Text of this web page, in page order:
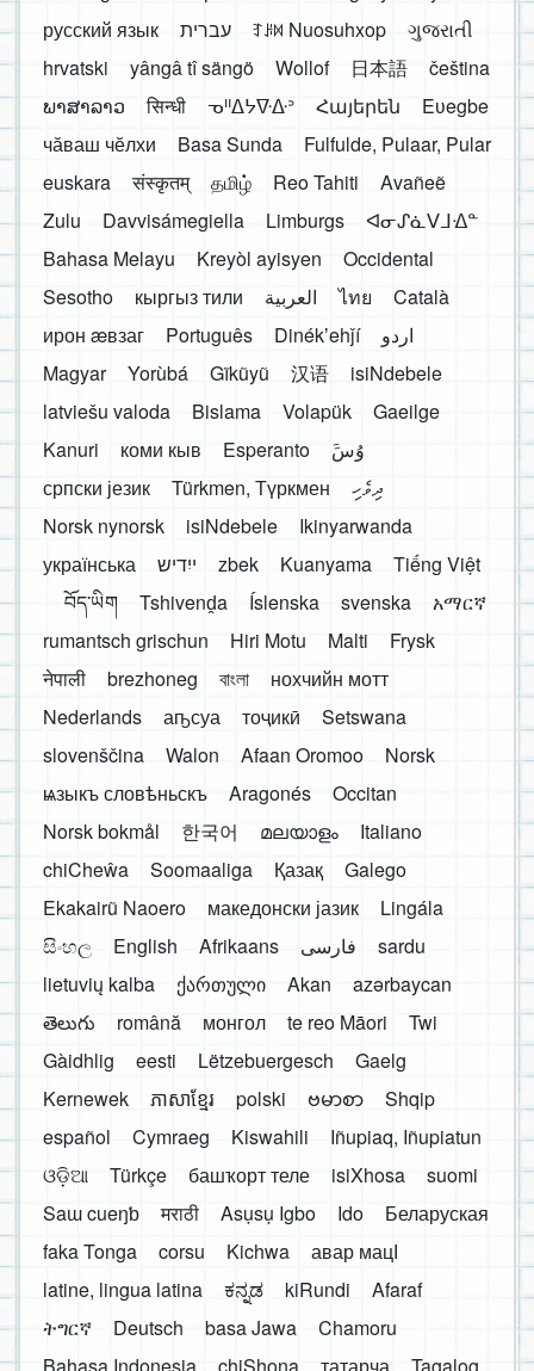
русский язык
עברית ꆈꌠ꒿ Nuosuhxop
ગુજરાતી
hrvatski
yângâ tî sängö Wollof 日本語
čeština
ພາສາລາວ
सिन्धी ᓀᐦᐃᔭᐍᐏᐣ Հայերեն
Eʋegbe
чӑваш чӗлхи
Basa Sunda
Fulfulde, Pulaar, Pular
euskara
संस्कृतम् தமிழ் Reo Tahiti
Avañeẽ
Zulu
Davvisámegiella Limburgs
ᐊᓂᔑᓈᐯᒧᐎᓐ
Bahasa Melayu
Kreyòl ayisyen
Occidental
Sesotho
кыргыз тили العربية ไทย
Català
ирон æвзаг
Português Dinékʼehǰí
اردو
Magyar
Yorùbá Gĩkũyũ 汉语
isiNdebele
latviešu valoda
Bislama Volapük
Gaeilge
Kanuri
коми кыв Esperanto
َوُسَ
српски језик
Türkmen, Түркмен
ދިވެހި
Norsk nynorsk
isiNdebele
Ikinyarwanda
українська
ייִדיש zbek Kuanyama
Tiếng Việt
བོད་ཡིག
Tshivenḓa Íslenska svenska
አማርኛ
rumantsch grischun
Hiri Motu Malti
Frysk
नेपाली
brezhoneg বাংলা
нохчийн мотт
Nederlands
аҧсуа тоҷикӣ
Setswana
slovenščina
Walon Afaan Oromoo
Norsk
ѩзыкъ словѣньскъ
Aragonés
Occitan
Norsk bokmål
한국어 മലയാളം
Italiano
chiCheŵa
Soomaaliga Қазақ
Galego
Ekakairũ Naoero
македонски јазик
Lingála
සිංහල
English Afrikaans فارسی
sardu
lietuvių kalba
ქართული Akan
azərbaycan
తెలుగు
română монгол te reo Māori
Twi
Gàidhlig
eesti Lëtzebuergesch
Gaelg
Kernewek
ភាសាខ្មែរ polski ဗမာစာ
Shqip
español
Cymraeg Kiswahili
Iñupiaq, Iñupiatun
ଓଡ଼ିଆ
Türkçe башҡорт теле isiXhosa
suomi
Saɯ cueŋƅ
मराठी Asụsụ Igbo Ido
Беларуская
faka Tonga
corsu Kichwa
авар мацӀ
latine, lingua latina
ಕನ್ನಡ kiRundi
Afaraf
ትግርኛ
Deutsch basa Jawa
Chamoru
Bahasa Indonesia
chiShona татарча
Tagalog